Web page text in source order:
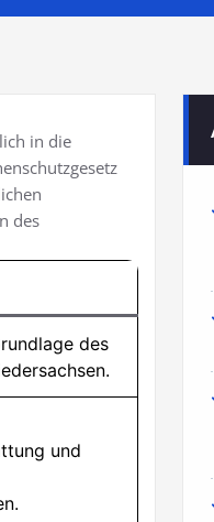
in die
des
des
und